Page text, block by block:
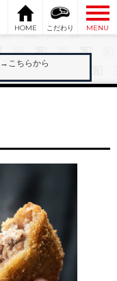
HOME こだわり
MENU
→こちらから